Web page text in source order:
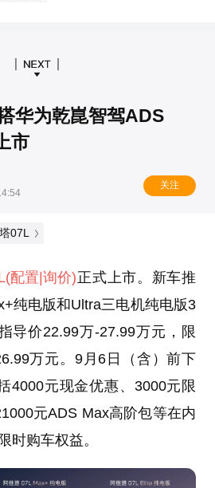
华为乾崑智驾ADS
市
关注
07L
(配置 |询价)正式上市。新车推
纯电版和Ultra三电机纯电版3
导价22.99万-27.99万元，限
万元。9月6日（含）前下
4000元现金优惠、3000元限
元ADS Max高阶包等在内
时购车权益。